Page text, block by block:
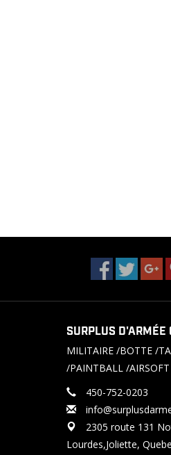
SURPLUS D'ARMÉE
MILITAIRE /BOTTE /
/PAINTBALL /
450-752-0203
2305 route 131
Lourdes,Joliette,